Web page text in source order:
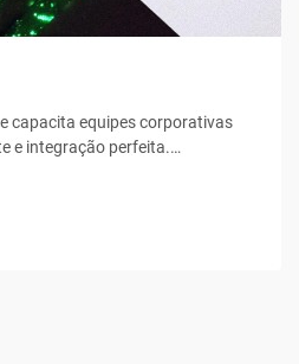
capacita equipes corporativas
e integração perfeita.